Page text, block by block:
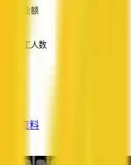
营业额
员工人数
查看资料